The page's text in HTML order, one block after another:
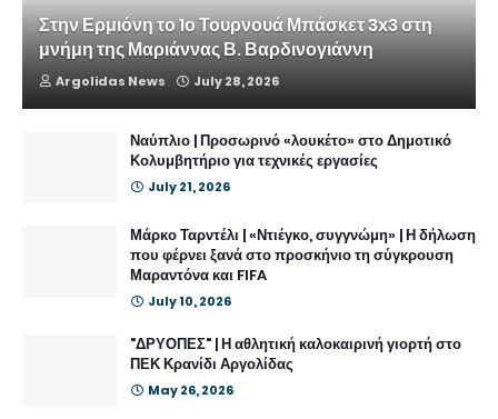
Στην Ερμιόνη το 1ο Τουρνουά Μπάσκετ 3x3 στη
μνήμη της Μαριάννας Β. Βαρδινογιάννη
Argolidas News July 28, 2026
Ναύπλιο | Προσωρινό «λουκέτο» στο Δημοτικό
Κολυμβητήριο για τεχνικές εργασίες
July 21, 2026
Μάρκο Ταρντέλι | «Ντιέγκο, συγγνώμη» | Η δήλωση
που φέρνει ξανά στο προσκήνιο τη σύγκρουση
Μαραντόνα και FIFA
July 10, 2026
"ΔΡΥΟΠΕΣ" | Η αθλητική καλοκαιρινή γιορτή στο
ΠΕΚ Κρανίδι Αργολίδας
May 26, 2026